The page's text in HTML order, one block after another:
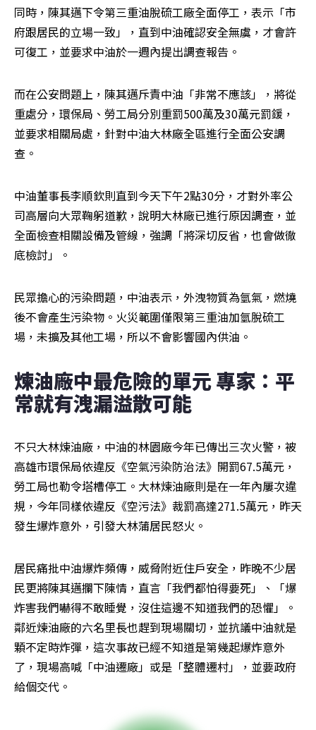
同時，陳其邁下令第三重油脫硫工廠全面停工，表示「市
府跟居民的立場一致」，直到中油確認安全無虞，才會許
可復工，並要求中油於一週內提出調查報告。
而在公安問題上，陳其邁斥責中油「非常不應該」，將從
重處分，環保局、勞工局分別重罰500萬及30萬元罰鍰，
並要求相關局處，針對中油大林廠全區進行全面公安調
查。
中油董事長李順欽則直到今天下午2點30分，才對外率公
司高層向大眾鞠躬道歉，說明大林廠已進行原因調查，並
全面檢查相關設備及管線，強調「將深切反省，也會做徹
底檢討」。
民眾擔心的污染問題，中油表示，外洩物質為氫氣，燃燒
後不會產生污染物。火災範圍僅限第三重油加氫脫硫工
場，未擴及其他工場，所以不會影響國內供油。
煉油廠中最危險的單元 專家：平
常就有洩漏溢散可能
不只大林煉油廠，中油的林園廠今年已傳出三次火警，被
高雄市環保局依違反《空氣污染防治法》開罰67.5萬元，
勞工局也勒令塔槽停工。大林煉油廠則是在一年內屢次違
規，今年同樣依違反《空污法》裁罰高達271.5萬元，昨天
發生爆炸意外，引發大林蒲居民怒火。
居民痛批中油爆炸頻傳，威脅附近住戶安全，昨晚不少居
民更將陳其邁攔下陳情，直言「我們都怕得要死」、「爆
炸害我們嚇得不敢睡覺，沒住這邊不知道我們的恐懼」。
鄰近煉油廠的六名里長也趕到現場關切，並抗議中油就是
顆不定時炸彈，這次事故已經不知道是第幾起爆炸意外
了，現場高喊「中油遷廠」或是「整體遷村」，並要政府
給個交代。